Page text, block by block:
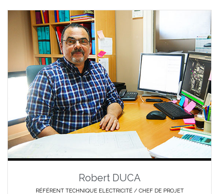
Robert DUCA
RÉFÉRENT TECHNIQUE ELECTRICITÉ / CHEF DE PROJET